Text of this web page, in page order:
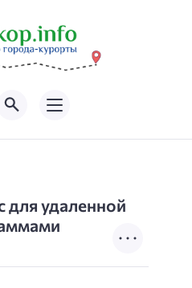
для удаленной